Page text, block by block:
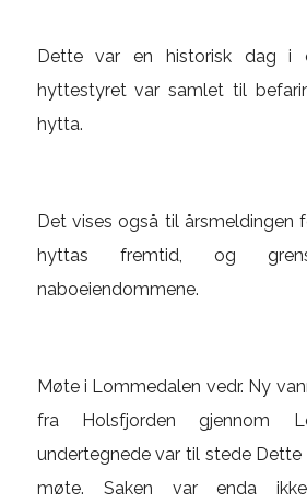
Dette var en historisk dag i
hyttestyret var samlet til
hytta.
Det vises også til årsmeldingen
hyttas fremtid, og
naboeiendommene.
Møte i Lommedalen vedr. Ny
fra Holsfjorden gjennom
undertegnede var til stede Dette
møte. Saken var enda